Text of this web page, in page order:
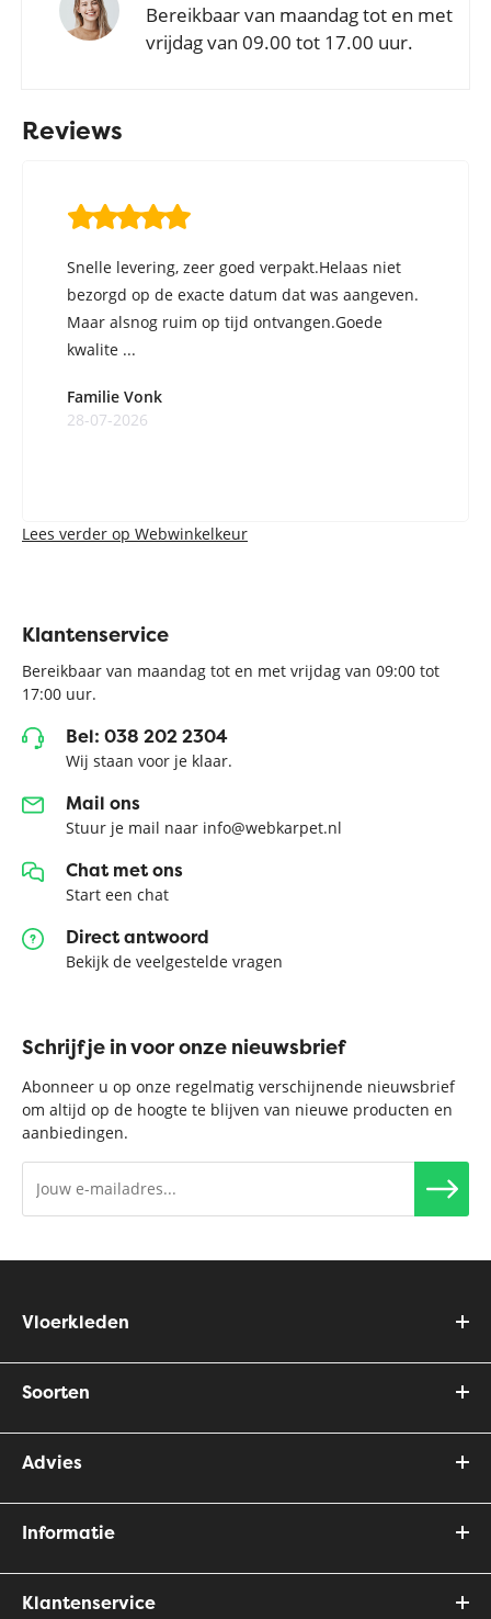
Bereikbaar van maandag tot en met
vrijdag van 09.00 tot 17.00 uur.
Reviews
Snelle levering, zeer goed verpakt.Helaas niet
bezorgd op de exacte datum dat was aangeven.
Maar alsnog ruim op tijd ontvangen.Goede
kwalite ...
Familie Vonk
28-07-2026
Lees verder op Webwinkelkeur
Klantenservice
Bereikbaar van maandag tot en met vrijdag van 09:00 tot
17:00 uur.
Bel: 038 202 2304
Wij staan voor je klaar.
Mail ons
Stuur je mail naar info@webkarpet.nl
Chat met ons
Start een chat
Direct antwoord
Bekijk de veelgestelde vragen
Schrijf je in voor onze nieuwsbrief
Abonneer u op onze regelmatig verschijnende nieuwsbrief
om altijd op de hoogte te blijven van nieuwe producten en
aanbiedingen.
Vloerkleden
Soorten
Advies
Informatie
Klantenservice